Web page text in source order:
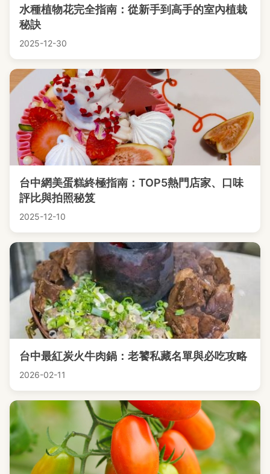
水種植物花完全指南：從新手到高手的室內植栽
秘訣
2025-12-30
台中網美蛋糕終極指南：TOP5熱門店家、口味
評比與拍照秘笈
2025-12-10
台中最紅炭火牛肉鍋：老饕私藏名單與必吃攻略
2026-02-11